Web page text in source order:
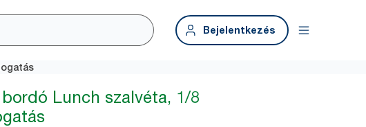
Bejelentkezés
Lunch szalvéta, 1/8